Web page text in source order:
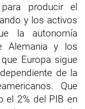
producir el
y los activos
la autonomía
Alemania y los
Europa sigue
de la
Que
el 2% del PIB en